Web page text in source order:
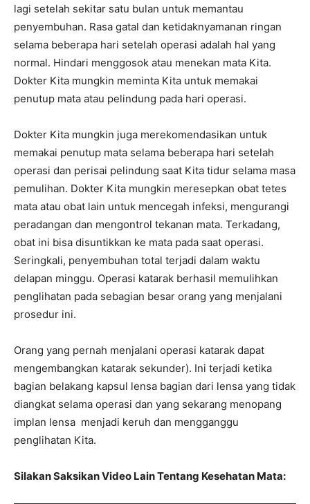
lagi setelah sekitar satu bulan untuk memantau
penyembuhan. Rasa gatal dan ketidaknyamanan ringan
selama beberapa hari setelah operasi adalah hal yang
normal. Hindari menggosok atau menekan mata Kita.
Dokter Kita mungkin meminta Kita untuk memakai
penutup mata atau pelindung pada hari operasi.
Dokter Kita mungkin juga merekomendasikan untuk
memakai penutup mata selama beberapa hari setelah
operasi dan perisai pelindung saat Kita tidur selama masa
pemulihan. Dokter Kita mungkin meresepkan obat tetes
mata atau obat lain untuk mencegah infeksi, mengurangi
peradangan dan mengontrol tekanan mata. Terkadang,
obat ini bisa disuntikkan ke mata pada saat operasi.
Seringkali, penyembuhan total terjadi dalam waktu
delapan minggu. Operasi katarak berhasil memulihkan
penglihatan pada sebagian besar orang yang menjalani
prosedur ini.
Orang yang pernah menjalani operasi katarak dapat
mengembangkan katarak sekunder). Ini terjadi ketika
bagian belakang kapsul lensa bagian dari lensa yang tidak
diangkat selama operasi dan yang sekarang menopang
implan lensa menjadi keruh dan mengganggu
penglihatan Kita.
Silakan Saksikan Video Lain Tentang Kesehatan Mata: